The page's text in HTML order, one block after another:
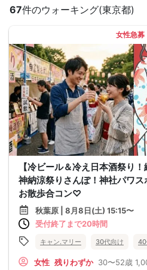
67件のウォーキング(東京都)
女性急募
【冷ビール＆冷え日本酒祭り
神納涼祭りさんぽ！神社パワ
お散歩合コン♡
秋葉原 | 8月8日(土) 15:15〜
受付終了まで20時間
キャン.マリー 30代向け 40
女性 残りわずか 30〜52歳